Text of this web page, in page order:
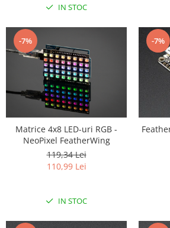
IN STOC
-7%
Matrice 4x8 LED-uri RGB -
NeoPixel FeatherWing
119,34 Lei
110,99 Lei
IN STOC
-7%